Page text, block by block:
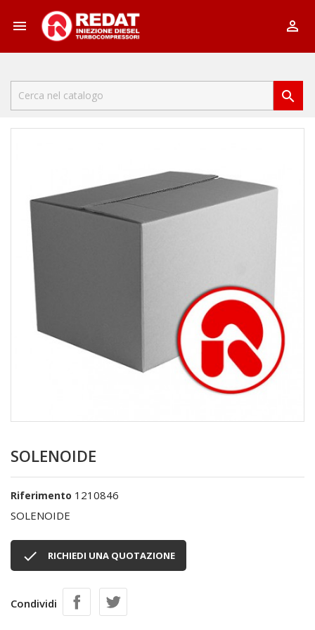
 

SOLENOIDE
Riferimento 1210846
SOLENOIDE
 RICHIEDI UNA QUOTAZIONE
Condividi